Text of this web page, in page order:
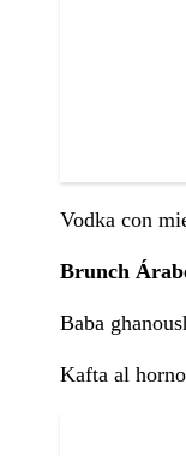
Vodka con
Brunch
Baba
Kafta al horno